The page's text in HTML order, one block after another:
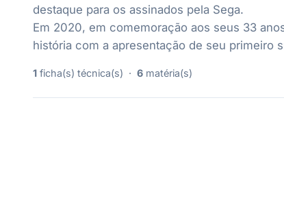
destaque para os assinados pela Sega.
Em 2020, em comemoração aos seus 33
história com a apresentação de seu primeiro
1 ficha(s) técnica(s) · 6 matéria(s)